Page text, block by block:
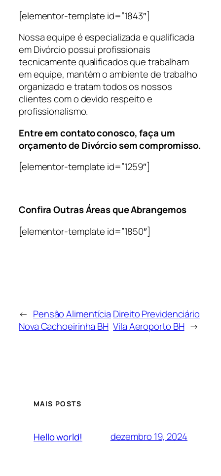
[elementor-template id=”1843″]
Nossa equipe é especializada e qualificada
em Divórcio possui profissionais
tecnicamente qualificados que trabalham
em equipe, mantém o ambiente de trabalho
organizado e tratam todos os nossos
clientes com o devido respeito e
profissionalismo.
Entre em contato conosco, faça um
orçamento de Divórcio sem compromisso.
[elementor-template id=”1259″]
Confira Outras Áreas que Abrangemos
[elementor-template id=”1850″]
← Pensão Alimentícia
Nova Cachoeirinha BH
Direito Previdenciário
Vila Aeroporto BH →
MAIS POSTS
Hello world! dezembro 19, 2024